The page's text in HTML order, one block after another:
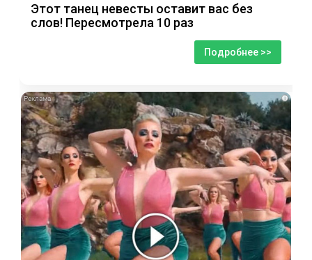
Этот танец невесты оставит вас без
слов! Пересмотрела 10 раз
Подробнее >>
i